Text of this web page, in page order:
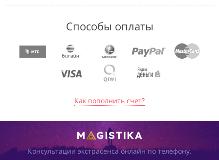
Способы оплаты
Как пополнить счет?
Консультации экстрасенса онлайн по телефону.